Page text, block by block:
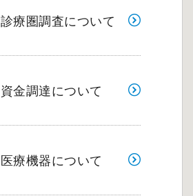
診療圏調査について
資金調達について
医療機器について